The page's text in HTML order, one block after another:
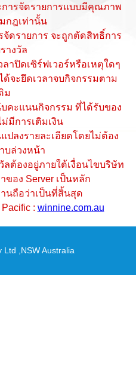
การจัดรายการแบบมีคุณภาพ
กฎเท่านั้น
ดรายการ จะถูกตัดสิทธิ์การ
างวัล
าปิดเซิร์ฟเวอร์หรือเหตุใดๆ
จะยึดเวลาจบกิจกรรมตาม
ม
คะแนนกิจกรรม ที่ได้รับของ
มีการเติมเงิน
ปลงรายละเอียดโดยไม่ต้อง
บล่วงหน้า
ลต้องอยู่ภายใต้เงื่อนไขบริษัท
ของ Server เป็นหลัก
นถือว่าเป็นที่สิ้นสุด
: winnine.com.au
Ltd ,NSW Australia